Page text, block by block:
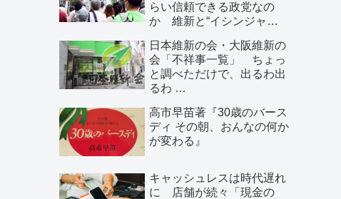
らい信頼できる政党なの
か 維新と“イシンジャ
る、大阪で起きていること
日本維新の会・大阪維新の
会「不祥事一覧」 ちょっ
と調べただけで、出るわ出
るわ …
高市早苗著『30歳のバース
ディ その朝、おんなの何か
が変わる』
キャッシュレスは時代遅れ
に 店舗が続々「現金の